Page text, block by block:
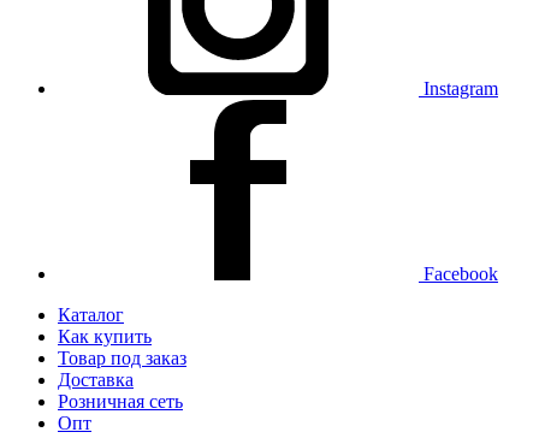
Instagram
Facebook
Каталог
Как купить
Товар под заказ
Доставка
Розничная сеть
Опт